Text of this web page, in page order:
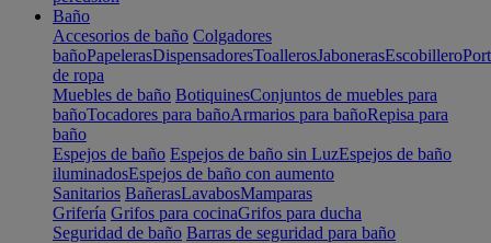
Baño
Accesorios de baño Colgadores
bañoPapelerasDispensadoresToallerosJabonerasEscobillero
de ropa
Muebles de baño BotiquinesConjuntos de muebles para
bañoTocadores para bañoArmarios para bañoRepisa para
baño
Espejos de baño Espejos de baño sin LuzEspejos de baño
iluminadosEspejos de baño con aumento
Sanitarios BañerasLavabosMamparas
Grifería Grifos para cocinaGrifos para ducha
Seguridad de baño Barras de seguridad para baño